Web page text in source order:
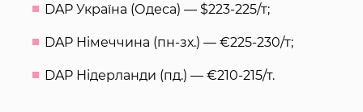
DAP Україна (Одеса) — $223-225/т;
DAP Німеччина (пн-зх.) — €225-230/т;
DAP Нідерланди (пд.) — €210-215/т.